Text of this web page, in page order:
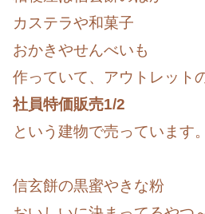
カステラや和菓子
おかきやせんべいも
作っていて、アウトレット
社員特価販売1/2
という建物で売っています。
信玄餅の黒蜜やきな粉